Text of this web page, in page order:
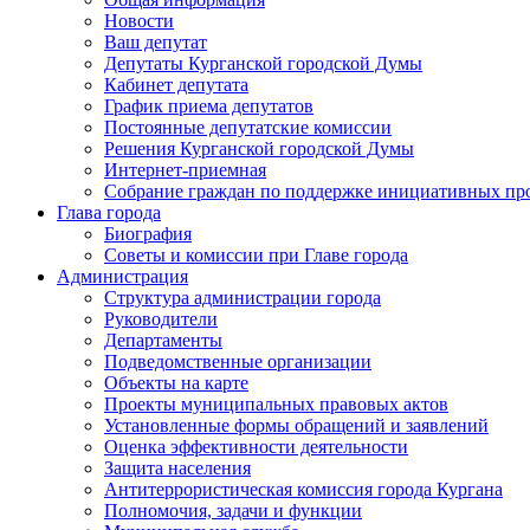
Новости
Ваш депутат
Депутаты Курганской городской Думы
Кабинет депутата
График приема депутатов
Постоянные депутатские комиссии
Решения Курганской городской Думы
Интернет-приемная
Собрание граждан по поддержке инициативных
Глава города
Биография
Советы и комиссии при Главе города
Администрация
Структура администрации города
Руководители
Департаменты
Подведомственные организации
Объекты на карте
Проекты муниципальных правовых актов
Установленные формы обращений и заявлений
Оценка эффективности деятельности
Защита населения
Антитеррористическая комиссия города Кургана
Полномочия, задачи и функции